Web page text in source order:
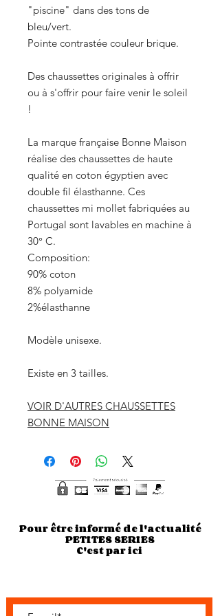
"piscine" dans des tons de
bleu/vert.
Pointe contrastée couleur brique.
Des chaussettes originales à offrir
ou à s'offrir pour faire venir le soleil
!
La marque française Bonne Maison
réalise des chaussettes de haute
qualité en coton égyptien avec
double fil élasthanne. Ces
chaussettes mi mollet fabriquées au
Portugal sont lavables en machine à
30° C.
Composition:
90% coton
8% polyamide
2%élasthanne
Modèle unisexe.
Existe en 3 tailles.
VOIR D'AUTRES CHAUSSETTES
BONNE MAISON
Pour être informé de l'actualité
PETITES SERIES
C'est par ici